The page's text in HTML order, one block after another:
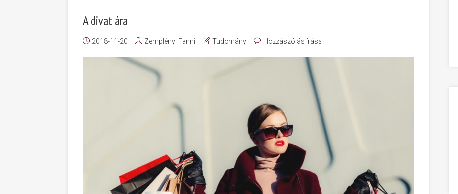
A divat ára
2018-11-20 Zemplényi Fanni Tudomány Hozzászólás írása